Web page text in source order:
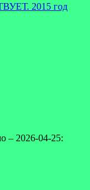
2015 год
– 2026-04-25: